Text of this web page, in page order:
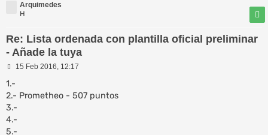
Arquimedes
H
Re: Lista ordenada con plantilla oficial preliminar
- Añade la tuya
M
n
a
j
15 Feb 2016, 12:17
1.-
2.- Prometheo - 507 puntos
3.-
4.-
5.-